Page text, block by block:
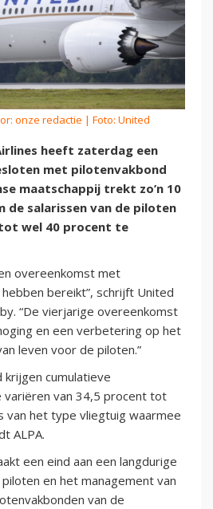
onze redactie | Foto: United
heeft zaterdag een
met pilotenvakbond
maatschappij trekt zo’n 10
de salarissen van de piloten
wel 40 procent te
overeenkomst met
bereikt”, schrijft United
“De vierjarige overeenkomst
en een verbetering op het
leven voor de piloten.”
krijgen cumulatieve
variëren van 34,5 procent tot
van het type vliegtuig waarmee
ALPA.
een eind aan een langdurige
en het management van
van de